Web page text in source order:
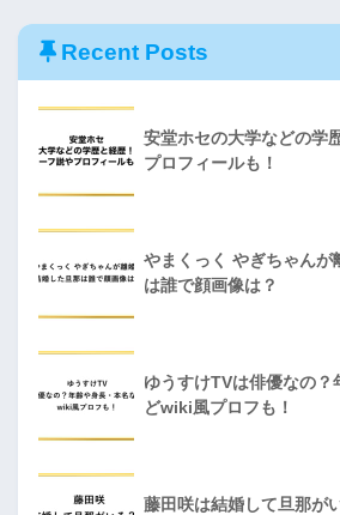
Recent Posts
安堂ホセの大学などの学
プロフィールも！
やまくっく やぎちゃんが
は誰で顔画像は？
ゆうすけTVは俳優なの？
どwiki風プロフも！
藤田咲は結婚して旦那が